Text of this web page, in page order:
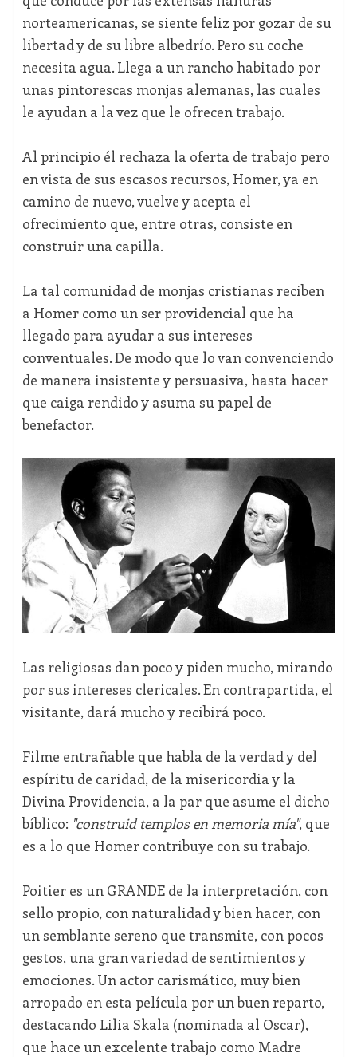
norteamericanas, se siente feliz por gozar de su
libertad y de su libre albedrío. Pero su coche
necesita agua. Llega a un rancho habitado por
unas pintorescas monjas alemanas, las cuales
le ayudan a la vez que le ofrecen trabajo.
Al principio él rechaza la oferta de trabajo pero
en vista de sus escasos recursos, Homer, ya en
camino de nuevo, vuelve y acepta el
ofrecimiento que, entre otras, consiste en
construir una capilla.
La tal comunidad de monjas cristianas reciben
a Homer como un ser providencial que ha
llegado para ayudar a sus intereses
conventuales. De modo que lo van convenciendo
de manera insistente y persuasiva, hasta hacer
que caiga rendido y asuma su papel de
benefactor.
Las religiosas dan poco y piden mucho, mirando
por sus intereses clericales. En contrapartida, el
visitante, dará mucho y recibirá poco.
Filme entrañable que habla de la verdad y del
espíritu de caridad, de la misericordia y la
Divina Providencia, a la par que asume el dicho
bíblico: "construid templos en memoria mía", que
es a lo que Homer contribuye con su trabajo.
Poitier es un GRANDE de la interpretación, con
sello propio, con naturalidad y bien hacer, con
un semblante sereno que transmite, con pocos
gestos, una gran variedad de sentimientos y
emociones. Un actor carismático, muy bien
arropado en esta película por un buen reparto,
destacando Lilia Skala (nominada al Oscar),
que hace un excelente trabajo como Madre